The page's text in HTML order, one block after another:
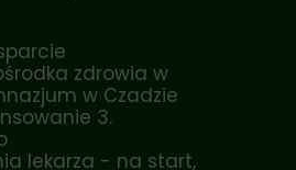
zdrowia w
w Czadzie
3.
lekarza - na start,